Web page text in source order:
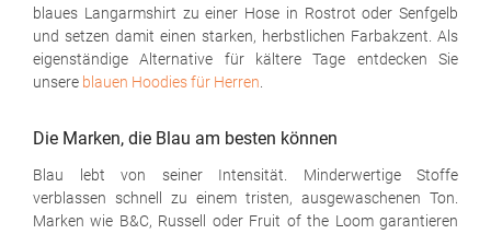
blaues Langarmshirt zu einer Hose in Rostrot oder Senfgelb
und setzen damit einen starken, herbstlichen Farbakzent. Als
eigenständige Alternative für kältere Tage entdecken Sie
unsere blauen Hoodies für Herren
Die Marken, die Blau am besten können
Blau lebt von seiner Intensität. Minderwertige Stoffe
verblassen schnell zu einem tristen, ausgewaschenen Ton.
Marken wie B&C, Russell oder Fruit of the Loom garantieren